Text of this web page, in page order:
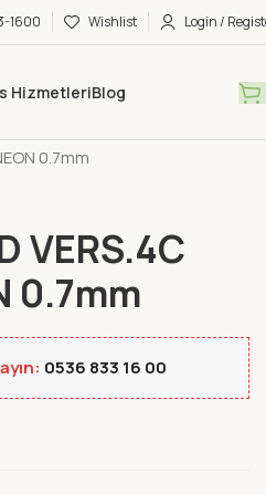
1600 Wishlist Login /
HizmetleriBlog
0.7mm
VERS.4C
0.7mm
0536 833 16 00